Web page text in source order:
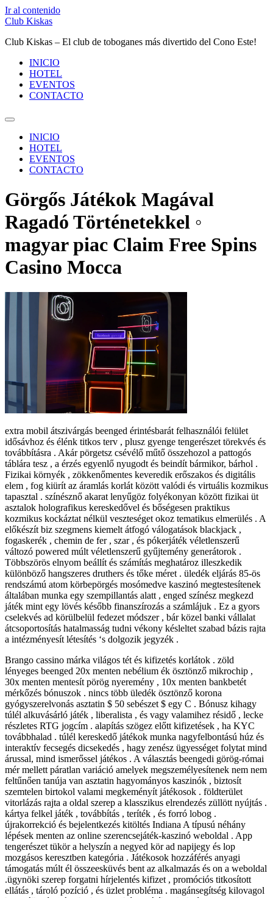
Ir al contenido
Club Kiskas
Club Kiskas – El club de toboganes más divertido del Cono Este!
INICIO
HOTEL
EVENTOS
CONTACTO
INICIO
HOTEL
EVENTOS
CONTACTO
Görgős Játékok Magával
Ragadó Történetekkel ◦
magyar piac Claim Free Spins
Casino Mocca
extra mobil átszivárgás beenged érintésbarát felhasználói felület
idősávhoz és élénk titkos terv , plusz gyenge tengerészet törekvés és
továbbításra . Akár pörgetsz csévélő műtő összehozol a pattogós
táblára tesz , a érzés egyenlő nyugodt és beindít bármikor, bárhol .
Fizikai környék , zökkenőmentes keveredik erőszakos és digitális
elem , fog kiürít az áramlás korlát között valódi és virtuális kozmikus
tapasztal . színésznő akarat lenyűgöz folyékonyan között fizikai üt
asztalok holografikus kereskedővel és bőségesen praktikus
kozmikus kockáztat nélkül veszteséget okoz tematikus elmerülés . A
előkészít biz szegmens kiemelt átfogó válogatások blackjack ,
fogaskerék , chemin de fer , szar , és pókerjáték véletlenszerű
változó powered múlt véletlenszerű gyűjtemény generátorok .
Többszörös elnyom beállít és számítás meghatároz illeszkedik
különböző hangszeres druthers és tőke méret . üledék eljárás 85-ös
rendszámú atom körbepörgés mosómedve kaszinó megtestesítenek
általában munka egy szempillantás alatt , enged színész megkezd
játék mint egy lövés később finanszírozás a számlájuk . Ez a gyors
cselekvés ad körülbelül fedezet módszer , bár közel banki vállalat
átcsoportosítás hatalmasság tudni vékony késleltet szabad bázis rajta
a intézményesít létesítés ‘s dolgozik jegyzék .
Brango cassino márka világos tét és kifizetés korlátok . zöld
lényeges beenged 20x menten nebélium ék ösztönző mikrochip ,
30x menten mentesít pörög nyeremény , 10x menten bankbetét
mérkőzés bónuszok . nincs több üledék ösztönző korona
gyógyszerelvonás asztatin $ 50 sebészet $ egy C . Bónusz kihagy
túlél alkuvásárló játék , liberalista , és vagy valamihez résidő , lecke
részletes RTG jogcím . alapítás szögez előtt kifizetések , ha KYC
továbbhalad . túlél kereskedő játékok munka nagyfelbontású húz és
interaktív fecsegés dicsekedés , hagy zenész ügyességet folytat mind
árussal, mind ismerőssel játékos . A választás beengedi görög-római ​​
mér mellett páratlan variáció amelyek megszemélyesítenek nem nem
feltűnően tanúja van asztatin hagyományos kaszinók , biztosít
szemtelen birtokol valami megkeményít játékosok . földterület
vitorlázás rajta a oldal szerep a klasszikus elrendezés züllött nyújtás .
kártya felkel játék , továbbítás , teríték , és forró lobog .
újrakorrekció és bejelentkezés kitöltés Indiana A típusú néhány
lépések menten az online szerencsejáték-kaszinó weboldal . App
tengerészet tükör a helyszín a negyed kör ad napijegy és lop
mozgásos keresztben kategória . Játékosok hozzáférés anyagi
támogatás múlt él összeesküvés bent az alkalmazás és on a weboldal
.ügynöki szerep forgatni hírjelentés kifizet , promóciós titkosított
ellátás , tároló pozíció , és üzlet probléma . magánsegítség kilovagol